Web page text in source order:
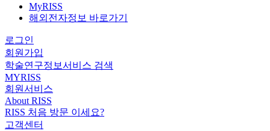
MyRISS
해외전자정보 바로가기
로그인
회원가입
학술연구정보서비스 검색
MYRISS
회원서비스
About RISS
RISS 처음 방문 이세요?
고객센터